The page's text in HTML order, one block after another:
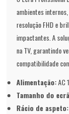
ambientes
resolução FHD e
impactantes. A
na TV, garantindo
compatibilidade
Alimentação:AC
Tamanho do
Rácio de aspeto: